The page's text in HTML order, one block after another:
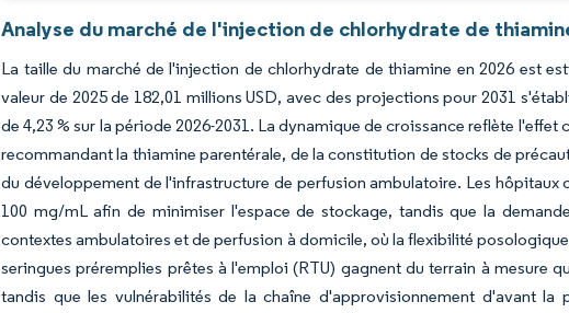
Analyse du marché de l'injection de chlorhydrate de
La taille du marché de l'injection de chlorhydrate de thiamine en 2026 est
valeur de 2025 de 182,01 millions USD, avec des projections pour 2031
de 4,23 % sur la période 2026-2031. La dynamique de croissance reflète
recommandant la thiamine parentérale, de la constitution de stocks de
du développement de l'infrastructure de perfusion ambulatoire. Les
100 mg/mL afin de minimiser l'espace de stockage, tandis que la
contextes ambulatoires et de perfusion à domicile, où la flexibilité
seringues préremplies prêtes à l'emploi (RTU) gagnent du terrain à mesure
tandis que les vulnérabilités de la chaîne d'approvisionnement d'avant la